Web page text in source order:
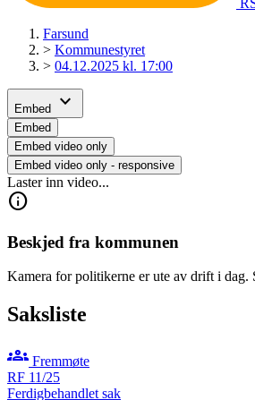
Farsund
> Kommunestyret
> 04.12.2025 kl. 17:00
Embed expand_more
Embed
Embed video only
Embed video only - responsive
Laster inn video...
info
Beskjed fra kommunen
Kamera for politikerne er ute av drift i dag.
Saksliste
groups Fremmøte
RF 11/25
Ferdigbehandlet sak